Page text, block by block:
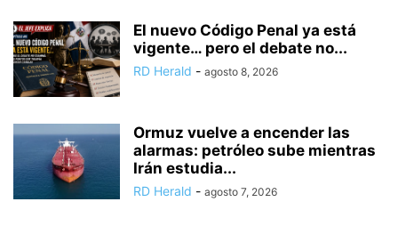
El nuevo Código Penal ya está
vigente… pero el debate no...
RD Herald - agosto 8, 2026
Ormuz vuelve a encender las
alarmas: petróleo sube mientras
Irán estudia...
RD Herald - agosto 7, 2026